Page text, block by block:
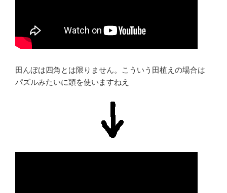
田んぼは四角とは限りません。こういう田植えの場合は
パズルみたいに頭を使いますねえ